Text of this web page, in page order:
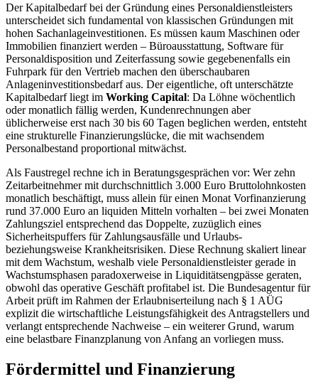
Der Kapitalbedarf bei der Gründung eines Personaldienstleisters
unterscheidet sich fundamental von klassischen Gründungen mit
hohen Sachanlageinvestitionen. Es müssen kaum Maschinen oder
Immobilien finanziert werden – Büroausstattung, Software für
Personaldisposition und Zeiterfassung sowie gegebenenfalls ein
Fuhrpark für den Vertrieb machen den überschaubaren
Anlageninvestitionsbedarf aus. Der eigentliche, oft unterschätzte
Kapitalbedarf liegt im Working Capital: Da Löhne wöchentlich
oder monatlich fällig werden, Kundenrechnungen aber
üblicherweise erst nach 30 bis 60 Tagen beglichen werden, entsteht
eine strukturelle Finanzierungslücke, die mit wachsendem
Personalbestand proportional mitwächst.
Als Faustregel rechne ich in Beratungsgesprächen vor: Wer zehn
Zeitarbeitnehmer mit durchschnittlich 3.000 Euro Bruttolohnkosten
monatlich beschäftigt, muss allein für einen Monat Vorfinanzierung
rund 37.000 Euro an liquiden Mitteln vorhalten – bei zwei Monaten
Zahlungsziel entsprechend das Doppelte, zuzüglich eines
Sicherheitspuffers für Zahlungsausfälle und Urlaubs-
beziehungsweise Krankheitsrisiken. Diese Rechnung skaliert linear
mit dem Wachstum, weshalb viele Personaldienstleister gerade in
Wachstumsphasen paradoxerweise in Liquiditätsengpässe geraten,
obwohl das operative Geschäft profitabel ist. Die Bundesagentur für
Arbeit prüft im Rahmen der Erlaubniserteilung nach § 1 AÜG
explizit die wirtschaftliche Leistungsfähigkeit des Antragstellers und
verlangt entsprechende Nachweise – ein weiterer Grund, warum
eine belastbare Finanzplanung von Anfang an vorliegen muss.
Fördermittel und Finanzierung